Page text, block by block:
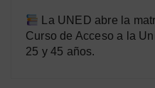
La UNED abre la
Curso de Acceso a la
25 y 45 años.